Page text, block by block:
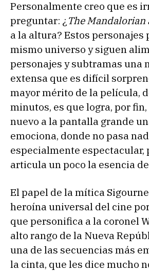
Personalmente creo que es
preguntar: ¿ The Mandalorian
a la altura? Estos personajes
mismo universo y siguen
personajes y subtramas una
extensa que es difícil
mayor mérito de la película,
minutos, es que logra, por
nuevo a la pantalla grande
emociona, donde no pasa
especialmente espectacular,
articula un poco la esencia de
El papel de la mítica
heroína universal del cine
que personifica a la coronel
alto rango de la Nueva
una de las secuencias más
la cinta, que les dice mucho